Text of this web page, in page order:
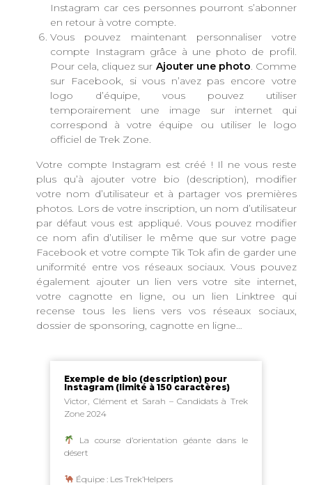
Instagram car ces personnes pourront s’abonner
en retour à votre compte.
Vous pouvez maintenant personnaliser votre
compte Instagram grâce à une photo de profil.
Pour cela, cliquez sur Ajouter une photo. Comme
sur Facebook, si vous n’avez pas encore votre
logo d’équipe, vous pouvez utiliser
temporairement une image sur internet qui
correspond à votre équipe ou utiliser le logo
officiel de Trek Zone.
Votre compte Instagram est créé ! Il ne vous reste
plus qu’à ajouter votre bio (description), modifier
votre nom d’utilisateur et à partager vos premières
photos. Lors de votre inscription, un nom d’utilisateur
par défaut vous est appliqué. Vous pouvez modifier
ce nom afin d’utiliser le même que sur votre page
Facebook et votre compte Tik Tok afin de garder une
uniformité entre vos réseaux sociaux. Vous pouvez
également ajouter un lien vers votre site internet,
votre cagnotte en ligne, ou un lien Linktree qui
recense tous les liens vers vos réseaux sociaux,
dossier de sponsoring, cagnotte en ligne…
Exemple de bio (description) pour
Instagram (limité à 150 caractères)
Victor, Clément et Sarah – Candidats à Trek
Zone 2024
La course d’orientation géante dans le
désert
Équipe : Les Trek’Helpers